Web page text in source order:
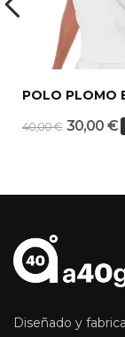
40,00 € 30,00 €
Diseñado y